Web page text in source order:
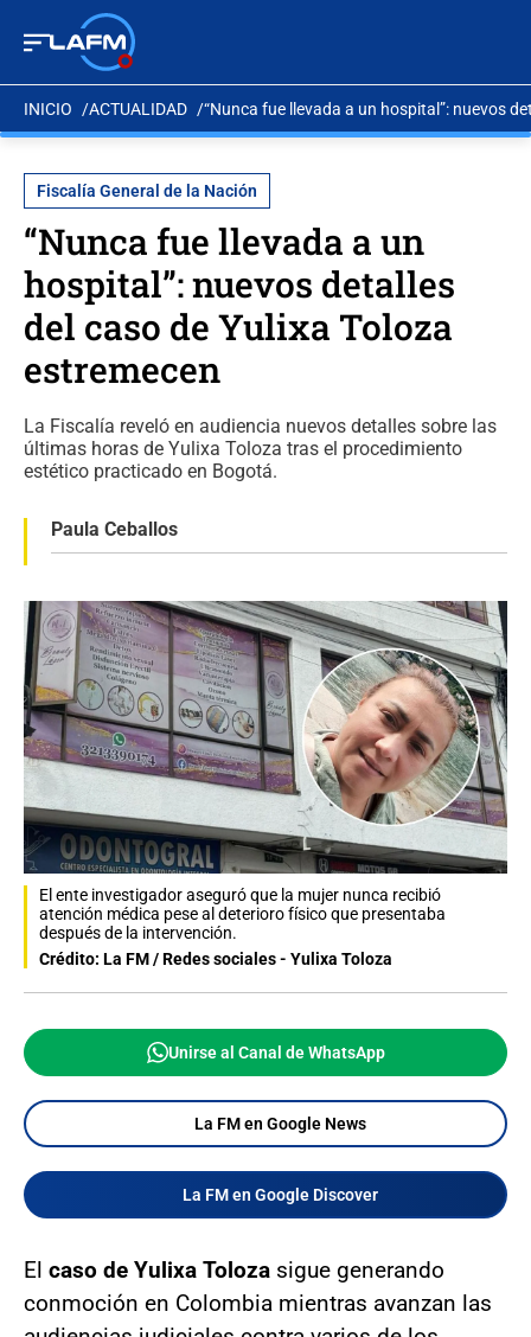
INICIO ACTUALIDAD “Nunca fue llevada a un hospital”: nuevos
Fiscalía General de la Nación
“Nunca fue llevada a un
hospital”: nuevos detalles
del caso de Yulixa Toloza
estremecen
La Fiscalía reveló en audiencia nuevos detalles sobre las
últimas horas de Yulixa Toloza tras el procedimiento
estético practicado en Bogotá.
Paula Ceballos
El ente investigador aseguró que la mujer nunca recibió
atención médica pese al deterioro físico que presentaba
después de la intervención.
Crédito: La FM / Redes sociales - Yulixa Toloza
Unirse al Canal de WhatsApp
La FM en Google News
La FM en Google Discover
El caso de Yulixa Toloza sigue generando
conmoción en Colombia mientras avanzan las